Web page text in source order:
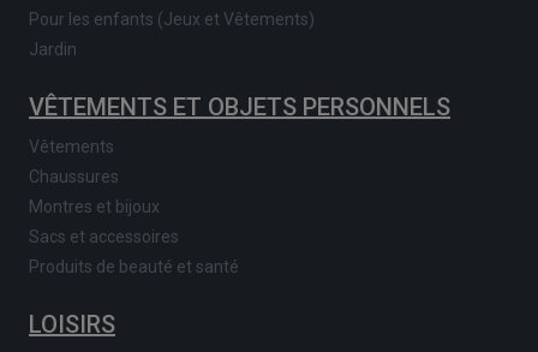
Pour les enfants (Jeux et Vêtements)
Jardin
VÊTEMENTS ET OBJETS PERSONNELS
Vêtements
Chaussures
Montres et bijoux
Sacs et accessoires
Produits de beauté et santé
LOISIRS